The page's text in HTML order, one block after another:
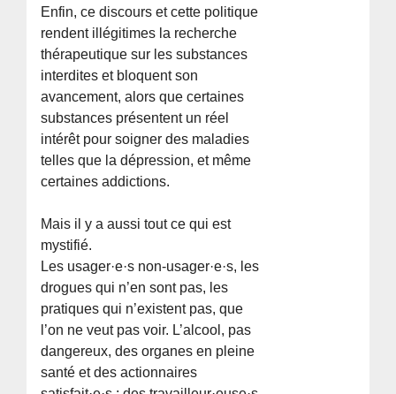
Enfin, ce discours et cette politique
rendent illégitimes la recherche
thérapeutique sur les substances
interdites et bloquent son
avancement, alors que certaines
substances présentent un réel
intérêt pour soigner des maladies
telles que la dépression, et même
certaines addictions.
Mais il y a aussi tout ce qui est
mystifié.
Les usager·e·s non-usager·e·s, les
drogues qui n’en sont pas, les
pratiques qui n’existent pas, que
l’on ne veut pas voir. L’alcool, pas
dangereux, des organes en pleine
santé et des actionnaires